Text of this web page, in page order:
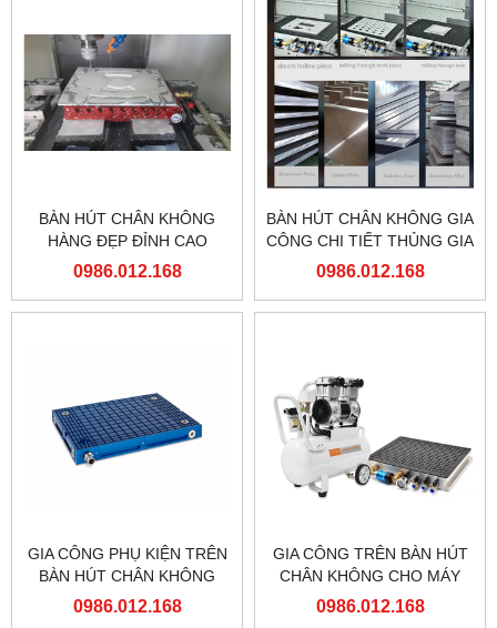
BÀN HÚT CHÂN KHÔNG
HÀNG ĐẸP ĐỈNH CAO
0986.012.168
BÀN HÚT CHÂN KHÔNG GIA
CÔNG CHI TIẾT THỦNG GIA
CÔNG ĐA NĂNG CHO MÁY
0986.012.168
GIA CÔNG PHỤ KIỆN TRÊN
BÀN HÚT CHÂN KHÔNG
CHO MÁY PHAY CNC
0986.012.168
GIA CÔNG TRÊN BÀN HÚT
CHÂN KHÔNG CHO MÁY
PHAY CNC
0986.012.168